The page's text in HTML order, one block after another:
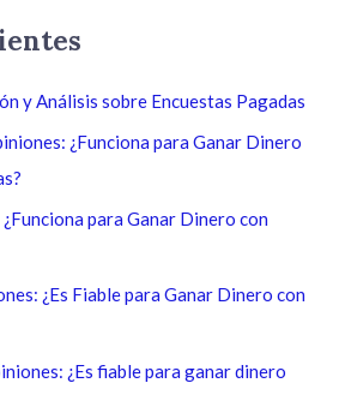
y Análisis sobre Encuestas Pagadas
¿Funciona para Ganar Dinero
para Ganar Dinero con
¿Es Fiable para Ganar Dinero con
¿Es fiable para ganar dinero